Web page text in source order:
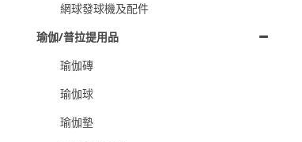
網球發球機及配件
瑜伽/普拉提用品
瑜伽磚
瑜伽球
瑜伽墊